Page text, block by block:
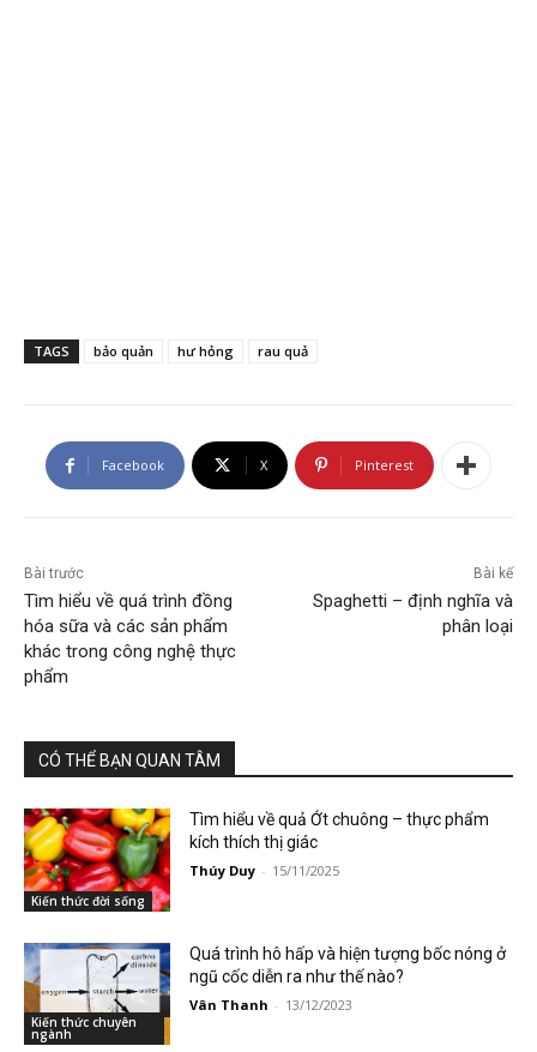
TAGS bảo quản hư hỏng rau quả
Facebook X Pinterest
Bài trước
Tìm hiểu về quá trình đồng
hóa sữa và các sản phẩm
khác trong công nghệ thực
phẩm
Bài kế
Spaghetti – định nghĩa và
phân loại
CÓ THỂ BẠN QUAN TÂM
Kiến thức đời sống
Tìm hiểu về quả Ớt chuông – thực phẩm
kích thích thị giác
Thúy Duy - 15/11/2025
Kiến thức chuyên
ngành
Quá trình hô hấp và hiện tượng bốc nóng ở
ngũ cốc diễn ra như thế nào?
Vân Thanh - 13/12/2023